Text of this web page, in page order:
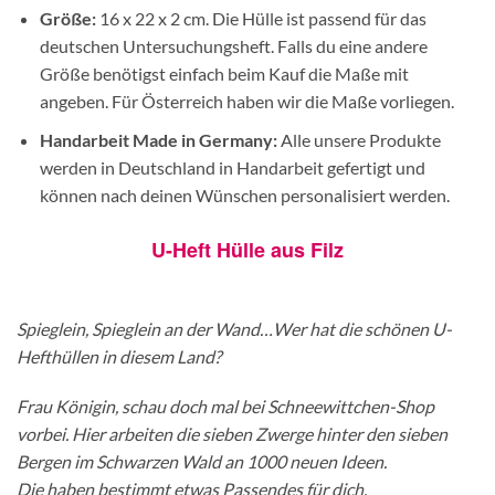
Größe:16 x 22 x 2 cm. Die Hülle ist passend für das
deutschen Untersuchungsheft. Falls du eine andere
Größe benötigst einfach beim Kauf die Maße mit
angeben. Für Österreich haben wir die Maße vorliegen.
Handarbeit Made in Germany:Alle unsere Produkte
werden in Deutschland in Handarbeit gefertigt und
können nach deinen Wünschen personalisiert werden.
U-Heft Hülle aus Filz
Spieglein, Spieglein an der Wand…Wer hat die schönen U-
Hefthüllen in diesem Land?
Frau Königin, schau doch mal bei Schneewittchen-Shop
vorbei. Hier arbeiten die sieben Zwerge hinter den sieben
Bergen im Schwarzen Wald an 1000 neuen Ideen.
Die haben bestimmt etwas Passendes für dich.